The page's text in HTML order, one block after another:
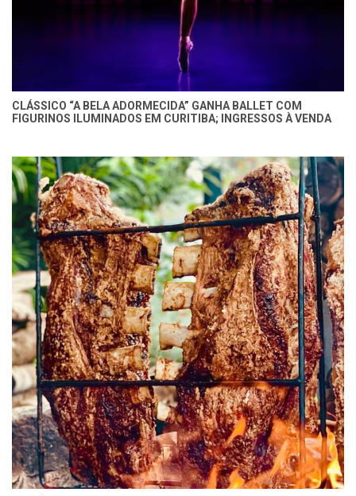
CLÁSSICO “A BELA ADORMECIDA” GANHA BALLET COM
FIGURINOS ILUMINADOS EM CURITIBA; INGRESSOS À VENDA